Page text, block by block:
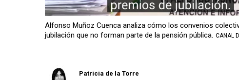
Alfonso Muñoz Cuenca analiza cómo los convenios
jubilación que no forman parte de la pensión pública. CANAL
Patricia de la Torre